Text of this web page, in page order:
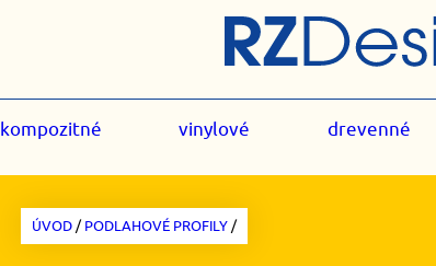
kompozitné vinylové drevenné
ÚVOD/PODLAHOVÉ PROFILY/